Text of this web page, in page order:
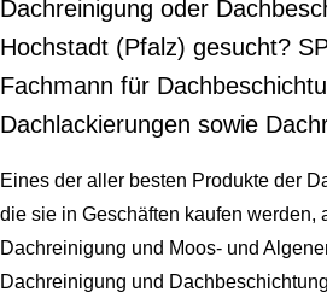
Dachreinigung oder
Hochstadt (Pfalz) gesucht?
Fachmann für
Dachlackierungen sowie
Eines der aller besten Produkte der
die sie in Geschäften kaufen werden,
Dachreinigung und Moos- und
Dachreinigung und